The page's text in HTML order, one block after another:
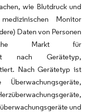
wie Blutdruck und
Monitor
Daten von Personen
Markt für
ist nach Gerätetyp,
Nach Gerätetyp ist
und